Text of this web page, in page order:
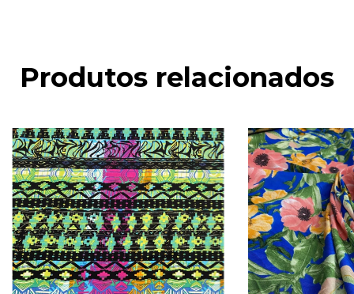
Produtos relacionados